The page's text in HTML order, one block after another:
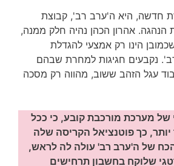
חדשה, היא ה'ערב רב', קבוצת
הנהגה. אהרון הכהן נהיה חלק ממנה,
הינו רק אמצעי להגדלת
נקבעים חגיגות למחרת שבהם
עגל הזהב ששוב, מהווה רק מסכה
של מערכת מורכבת קובע, כי ככל
כך פוטנציאל הקריסה שלה
הכח של ה'ערב רב' עולה לה לראש,
שלוקח בחשבון תרחישים